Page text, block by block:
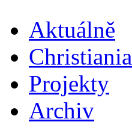
Aktuálně
Christiania
Projekty
Archiv